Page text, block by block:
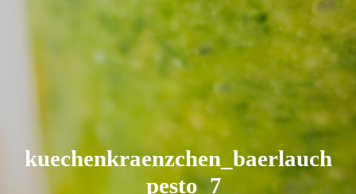
kuechenkraenzchen_baerlauch
_pesto_7